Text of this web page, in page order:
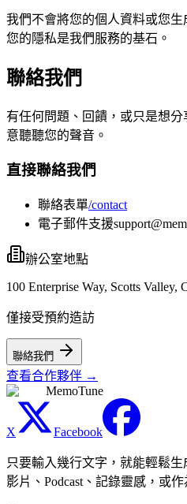
我們不會將您的個人資料或您生
您的隱私是我們服務的基石。
聯絡我們
有任何問題、回饋，或只是想
意聽聽您的聲音。
直接聯絡我們
聯絡表單/contact
電子郵件支援
辦公室地點
100 Enterprise Way, Scotts Valley,
僅接受預約造訪
聯絡我們
查看合作夥伴 →
MemoTune
X Facebook
只要輸入幾行文字，就能輕鬆
影片、Podcast、記錄靈感，或